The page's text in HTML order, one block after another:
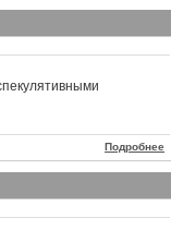
Подробнее